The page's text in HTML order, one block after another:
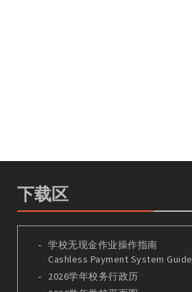
下载区
学校无现金作业操作指南
Cashless Payment System Guide
2026学年校务行政历